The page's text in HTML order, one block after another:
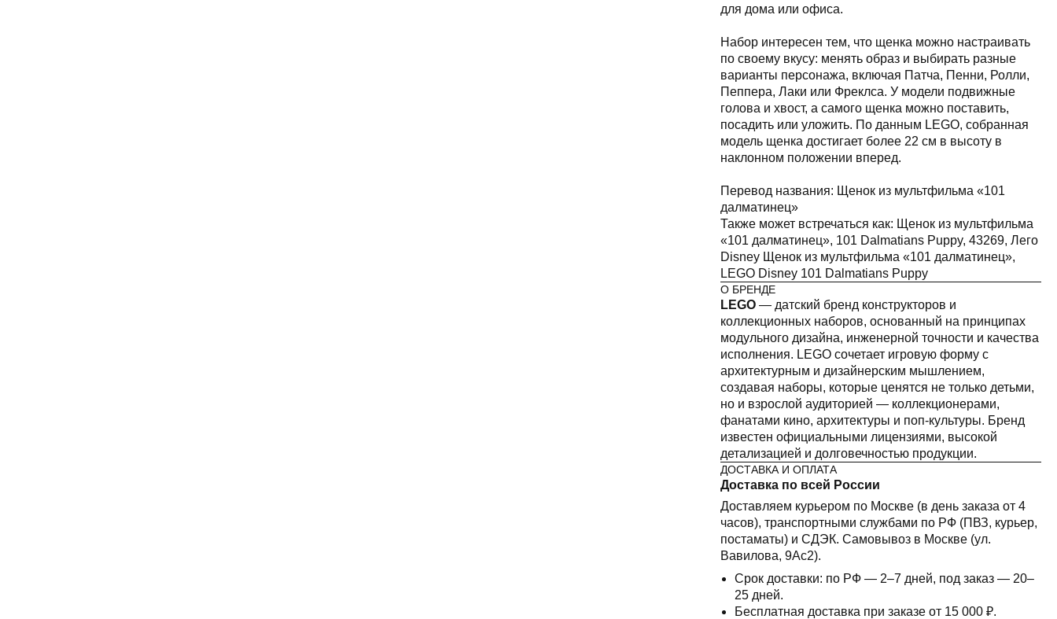
для дома или офиса.
Набор интересен тем, что щенка можно настраивать
по своему вкусу: менять образ и выбирать разные
варианты персонажа, включая Патча, Пенни, Ролли,
Пеппера, Лаки или Фреклса. У модели подвижные
голова и хвост, а самого щенка можно поставить,
посадить или уложить. По данным LEGO, собранная
модель щенка достигает более 22 см в высоту в
наклонном положении вперед.
Перевод названия: Щенок из мультфильма «101
далматинец»
Также может встречаться как: Щенок из мультфильма
«101 далматинец», 101 Dalmatians Puppy, 43269, Лего
Disney Щенок из мультфильма «101 далматинец»,
LEGO Disney 101 Dalmatians Puppy
О БРЕНДЕ
LEGO — датский бренд конструкторов и
коллекционных наборов, основанный на принципах
модульного дизайна, инженерной точности и качества
исполнения. LEGO сочетает игровую форму с
архитектурным и дизайнерским мышлением,
создавая наборы, которые ценятся не только детьми,
но и взрослой аудиторией — коллекционерами,
фанатами кино, архитектуры и поп-культуры. Бренд
известен официальными лицензиями, высокой
детализацией и долговечностью продукции.
ДОСТАВКА И ОПЛАТА
Доставка по всей России
Доставляем курьером по Москве (в день заказа от 4
часов), транспортными службами по РФ (ПВЗ, курьер,
постаматы) и СДЭК. Самовывоз в Москве (ул.
Вавилова, 9Ас2).
Срок доставки: по РФ — 2–7 дней, под заказ — 20–
25 дней.
Бесплатная доставка при заказе от 15 000 ₽.